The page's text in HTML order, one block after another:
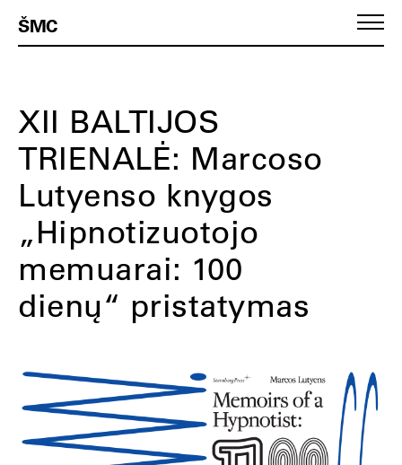
ŠMC
XII BALTIJOS
TRIENALĖ: Marcoso
Lutyenso knygos
„Hipnotizuotojo
memuarai: 100
dienų“ pristatymas